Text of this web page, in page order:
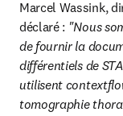
Marcel Wassink,
déclaré : "Nous
de fournir la
différentiels de
utilisent
tomographie